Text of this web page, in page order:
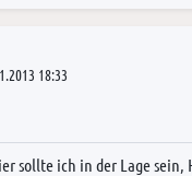
18:33
sollte ich in der Lage